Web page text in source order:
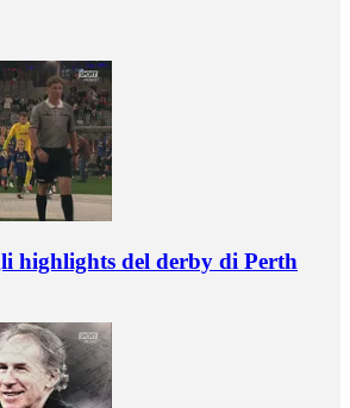
highlights del derby di Perth